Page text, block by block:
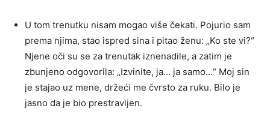
U tom trenutku nisam mogao više čekati. Pojurio sam
prema njima, stao ispred sina i pitao ženu: „Ko ste vi?“
Njene oči su se za trenutak iznenadile, a zatim je
zbunjeno odgovorila: „Izvinite, ja… ja samo…“ Moj sin
je stajao uz mene, držeći me čvrsto za ruku. Bilo je
jasno da je bio prestravljen.